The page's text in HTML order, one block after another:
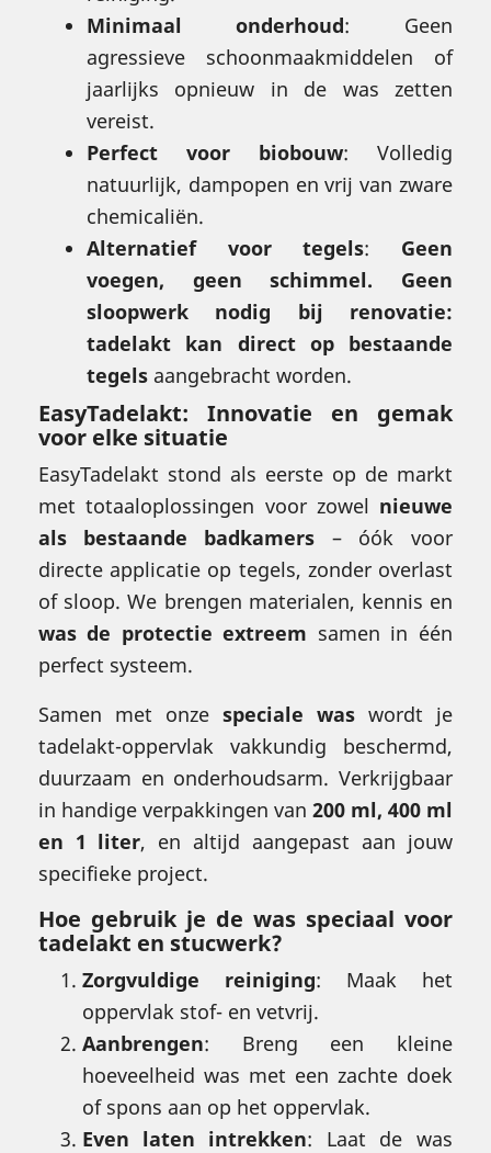
Minimaal onderhoud: Geen
agressieve schoonmaakmiddelen of
jaarlijks opnieuw in de was zetten
vereist.
Perfect voor biobouw: Volledig
natuurlijk, dampopen en vrij van zware
chemicaliën.
Alternatief voor tegels: Geen
voegen, geen schimmel. Geen
sloopwerk nodig bij renovatie:
tadelakt kan direct op bestaande
tegels aangebracht worden.
EasyTadelakt: Innovatie en gemak
voor elke situatie
EasyTadelakt stond als eerste op de markt
met totaaloplossingen voor zowel nieuwe
als bestaande badkamers – óók voor
directe applicatie op tegels, zonder overlast
of sloop. We brengen materialen, kennis en
was de protectie extreem samen in één
perfect systeem.
Samen met onze speciale was wordt je
tadelakt-oppervlak vakkundig beschermd,
duurzaam en onderhoudsarm. Verkrijgbaar
in handige verpakkingen van 200 ml, 400 ml
en 1 liter, en altijd aangepast aan jouw
specifieke project.
Hoe gebruik je de was speciaal voor
tadelakt en stucwerk?
Zorgvuldige reiniging: Maak het
oppervlak stof- en vetvrij.
Aanbrengen: Breng een kleine
hoeveelheid was met een zachte doek
of spons aan op het oppervlak.
Even laten intrekken: Laat de was